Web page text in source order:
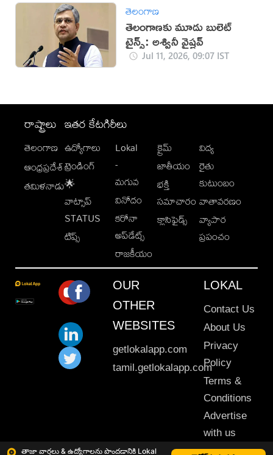
తాజా వార్తలు & ఉద్యోగాలను పొందడానికి Lokal
తెలంగాణ
తెలంగాణకు మూడు బులెట్
ట్రైన్స్: అశ్వినీ వైష్ణవ్
Jul 11, 2026, 09:07 IST
రాష్ట్రాలు
తెలంగాణ
ఆంధ్రప్రదేశ్
తమిళనాడు
ఇతర కేటగిరీలు
ఉద్యోగాలు
ట్రెండింగ్
🌟
వాట్సాప్
STATUS
టిప్స్
Lokal
-
మగువ
వినోదం
కరోనా
అప్‌డేట్స్
రాజకీయం
క్రైమ్
జాతీయం
భక్తి
సమాచారం
క్లాసిఫైడ్స్
విద్య
రైతు
కుటుంబం
వాతావరణం
వ్యాపార
ప్రపంచం
OUR
OTHER
WEBSITES
getlokalapp.com
tamil.getlokalapp.com
LOKAL
Contact Us
About Us
Privacy
Policy
Terms &
Conditions
Advertise
with us
Sitemap